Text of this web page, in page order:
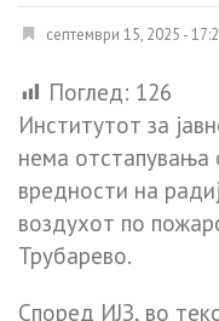
септември 15, 2025 -
Поглед: 126
Институтот за
нема
вредности на
воздухот по
Трубарево.
Според ИЈЗ, во